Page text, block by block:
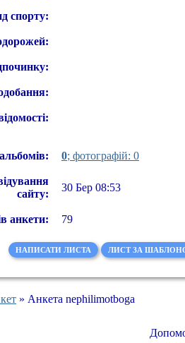
спорту:
0; фотографій: 0
сайту:
30 Бер 08:53
анкети: 79
НАПИСАТИ ЛИСТА ЛИСТ ЗА
» Анкета nephilimotboga